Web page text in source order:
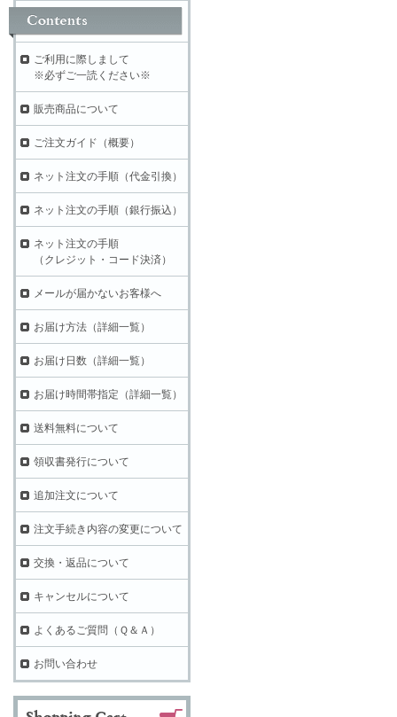
ご利用に際しまして
※必ずご一読ください※
販売商品について
ご注文ガイド（概要）
ネット注文の手順（代金引換）
ネット注文の手順（銀行振込）
ネット注文の手順
（クレジット・コード決済）
メールが届かないお客様へ
お届け方法（詳細一覧）
お届け日数（詳細一覧）
お届け時間帯指定（詳細一覧）
送料無料について
領収書発行について
追加注文について
注文手続き内容の変更について
交換・返品について
キャンセルについて
よくあるご質問（Ｑ＆Ａ）
お問い合わせ